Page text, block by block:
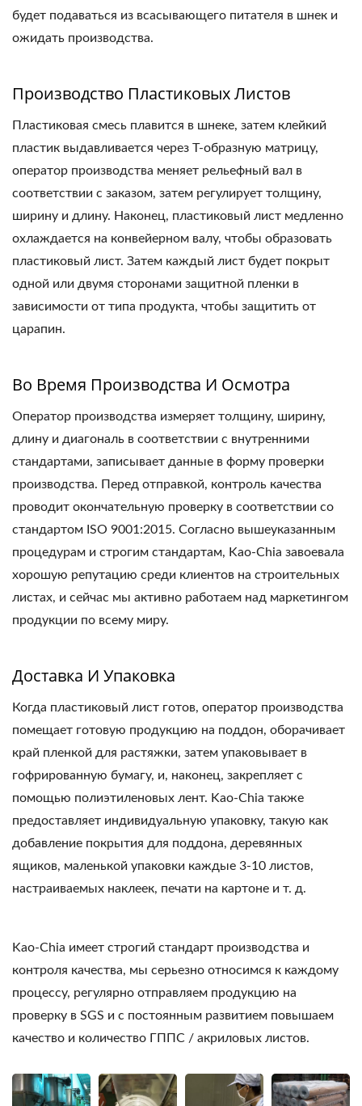
будет подаваться из всасывающего питателя в шнек и
ожидать производства.
Производство Пластиковых Листов
Пластиковая смесь плавится в шнеке, затем клейкий
пластик выдавливается через T-образную матрицу,
оператор производства меняет рельефный вал в
соответствии с заказом, затем регулирует толщину,
ширину и длину. Наконец, пластиковый лист медленно
охлаждается на конвейерном валу, чтобы образовать
пластиковый лист. Затем каждый лист будет покрыт
одной или двумя сторонами защитной пленки в
зависимости от типа продукта, чтобы защитить от
царапин.
Во Время Производства И Осмотра
Оператор производства измеряет толщину, ширину,
длину и диагональ в соответствии с внутренними
стандартами, записывает данные в форму проверки
производства. Перед отправкой, контроль качества
проводит окончательную проверку в соответствии со
стандартом ISO 9001:2015. Согласно вышеуказанным
процедурам и строгим стандартам, Kao-Chia завоевала
хорошую репутацию среди клиентов на строительных
листах, и сейчас мы активно работаем над маркетингом
продукции по всему миру.
Доставка И Упаковка
Когда пластиковый лист готов, оператор производства
помещает готовую продукцию на поддон, оборачивает
край пленкой для растяжки, затем упаковывает в
гофрированную бумагу, и, наконец, закрепляет с
помощью полиэтиленовых лент. Kao-Chia также
предоставляет индивидуальную упаковку, такую как
добавление покрытия для поддона, деревянных
ящиков, маленькой упаковки каждые 3-10 листов,
настраиваемых наклеек, печати на картоне и т. д.
Kao-Chia имеет строгий стандарт производства и
контроля качества, мы серьезно относимся к каждому
процессу, регулярно отправляем продукцию на
проверку в SGS и с постоянным развитием повышаем
качество и количество ГППС / акриловых листов.